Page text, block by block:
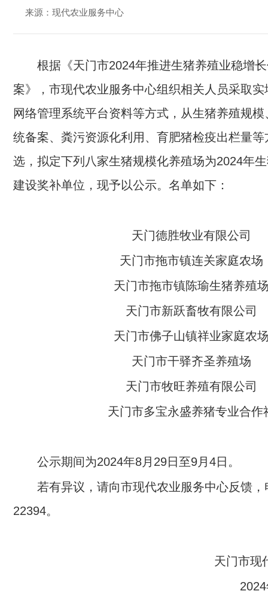
来源：现代农业服务中心
根据《天门市2024年推进生猪养殖业稳增
案》，市现代农业服务中心组织相关人员采取
网络管理系统平台资料等方式，从生猪养殖规
统备案、粪污资源化利用、育肥猪检疫出栏量等
选，拟定下列八家生猪规模化养殖场为2024年
建设奖补单位，现予以公示。名单如下：
天门德胜牧业有限公司
天门市拖市镇连关家庭农场
天门市拖市镇陈瑜生猪养殖
天门市新跃畜牧有限公司
天门市佛子山镇祥业家庭农
天门市干驿齐圣养殖场
天门市牧旺养殖有限公司
天门市多宝永盛养猪专业合作
公示期间为2024年8月29日至9月4日。
若有异议，请向市现代农业服务中心反馈
22394。
天门市现